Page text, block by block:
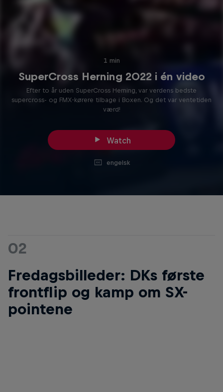
1 min
SuperCross Herning 2022 i én video
Efter to år uden SuperCross Herning, var verdens bedste
supercross- og FMX-kørere tilbage i Boxen. Og det var ventetiden
værd!
Watch
engelsk
02
Fredagsbilleder: DKs første
frontflip og kamp om SX-
pointene